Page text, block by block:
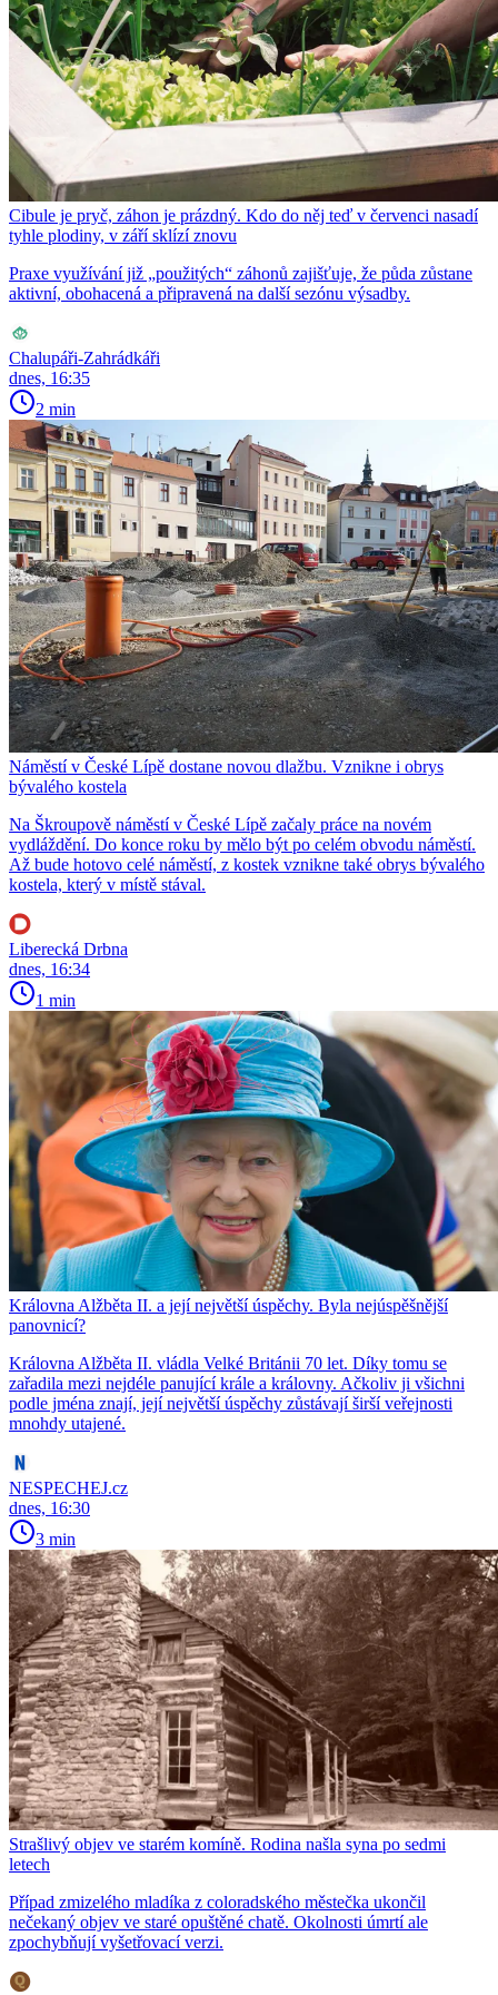
Cibule je pryč, záhon je prázdný. Kdo do něj teď v červenci nasadí
tyhle plodiny, v září sklízí znovu
Praxe využívání již „použitých“ záhonů zajišťuje, že půda zůstane
aktivní, obohacená a připravená na další sezónu výsadby.
Chalupáři-Zahrádkáři
dnes, 16:35
2 min
Náměstí v České Lípě dostane novou dlažbu. Vznikne i obrys
bývalého kostela
Na Škroupově náměstí v České Lípě začaly práce na novém
vydláždění. Do konce roku by mělo být po celém obvodu náměstí.
Až bude hotovo celé náměstí, z kostek vznikne také obrys bývalého
kostela, který v místě stával.
Liberecká Drbna
dnes, 16:34
1 min
Královna Alžběta II. a její největší úspěchy. Byla nejúspěšnější
panovnicí?
Královna Alžběta II. vládla Velké Británii 70 let. Díky tomu se
zařadila mezi nejdéle panující krále a královny. Ačkoliv ji všichni
podle jména znají, její největší úspěchy zůstávají širší veřejnosti
mnohdy utajené.
NESPECHEJ.cz
dnes, 16:30
3 min
Strašlivý objev ve starém komíně. Rodina našla syna po sedmi
letech
Případ zmizelého mladíka z coloradského městečka ukončil
nečekaný objev ve staré opuštěné chatě. Okolnosti úmrtí ale
zpochybňují vyšetřovací verzi.